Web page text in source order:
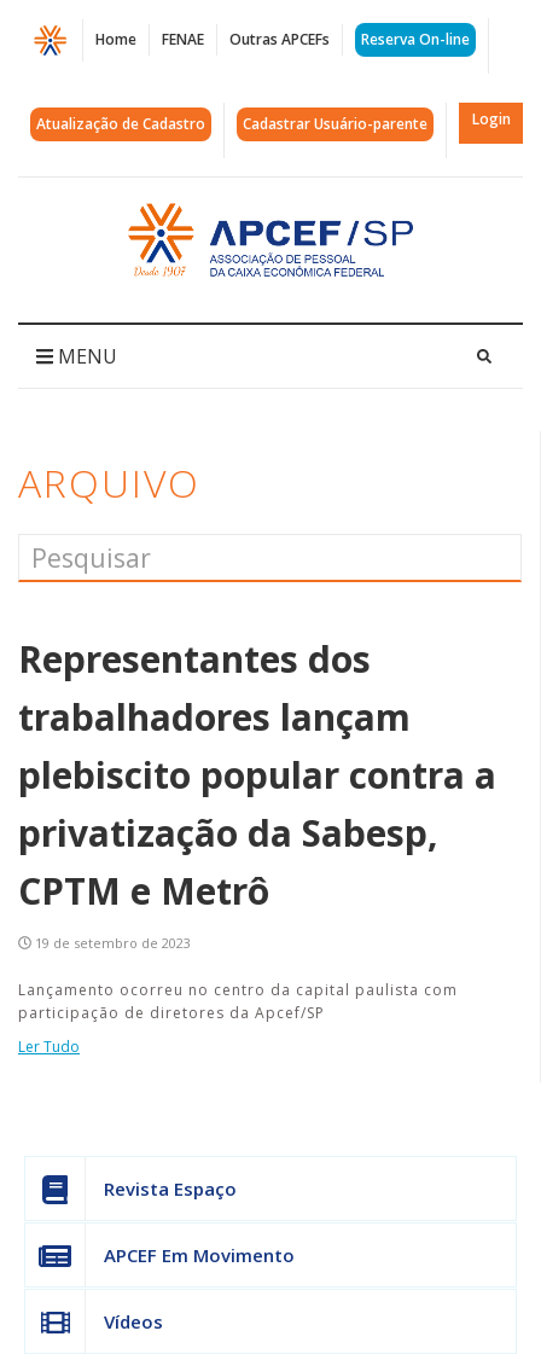
Página
Arquivos
plebiscito
APCEF/SP
Home FENAE Outras APCEFs Reserva On-line
Atualização de Cadastro Cadastrar Usuário-parente Login
Acessar
página
inicial
MENU
ARQUIVO
Representantes dos
trabalhadores lançam
plebiscito popular contra a
privatização da Sabesp,
CPTM e Metrô
19 de setembro de 2023
Lançamento ocorreu no centro da capital paulista com
participação de diretores da Apcef/SP
Ler Tudo
Revista Espaço
APCEF Em Movimento
Vídeos